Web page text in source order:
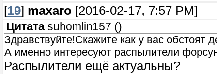
[19] maxaro [2016-02-17, 7:57 PM]
Цитата suhomlin157 ()
Здравствуйте!Скажите как у вас обстоят
А именно интересуют распылители
Распылители ещё актуальны?